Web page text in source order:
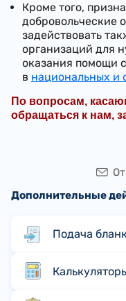
Кроме того,
добровольческие
задействовать
организаций для
оказания помощи
в национальных и
По вопросам,
обращаться к нам,
Дополнительные
Подача